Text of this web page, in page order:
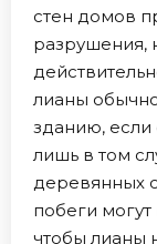
стен домов
разрушения,
лианы
зданию, если
лишь в том
деревянных
побеги
чтобы лианы